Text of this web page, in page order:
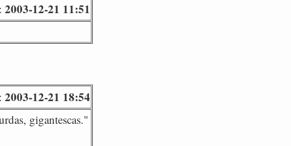
2003-12-21 11:51
2003-12-21 18:54
gigantescas."